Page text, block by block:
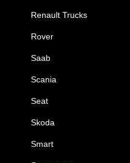
Renault Trucks
Rover
Saab
Scania
Seat
Skoda
Smart